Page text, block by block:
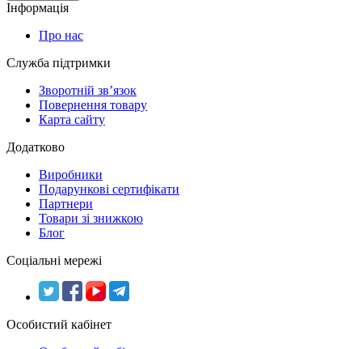
Інформація
Про нас
Служба підтримки
Зворотній зв’язок
Повернення товару
Карта сайту
Додатково
Виробники
Подарункові сертифікати
Партнери
Товари зі знижкою
Блог
Соціальні мережі
Особистий кабінет